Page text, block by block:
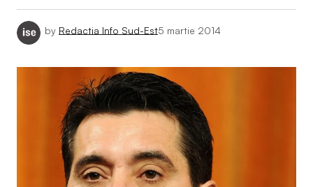
by Redactia Info Sud-Est5 martie 2014